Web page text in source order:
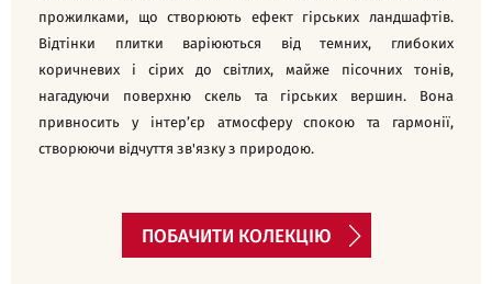
прожилками, що створюють ефект гірських ландшафтів.
Відтінки плитки варіюються від темних, глибоких
коричневих і сірих до світлих, майже пісочних тонів,
нагадуючи поверхню скель та гірських вершин. Вона
привносить у інтер’єр атмосферу спокою та гармонії,
створюючи відчуття зв'язку з природою.
ПОБАЧИТИ КОЛЕКЦІЮ